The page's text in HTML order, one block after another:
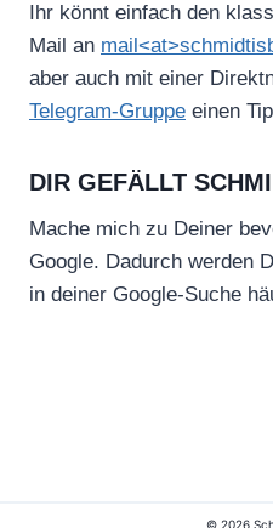
Ihr könnt einfach den
Mail an
aber auch mit einer
Telegram-Gruppe einen
DIR GEFÄLLT
Mache mich zu Deiner
Google. Dadurch werden
in deiner Google-Suche
© 2026